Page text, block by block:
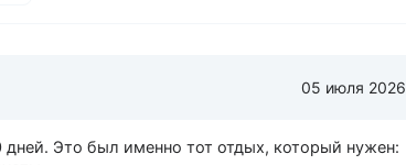
05 июля 2026
Это был именно тот отдых, который нужен: